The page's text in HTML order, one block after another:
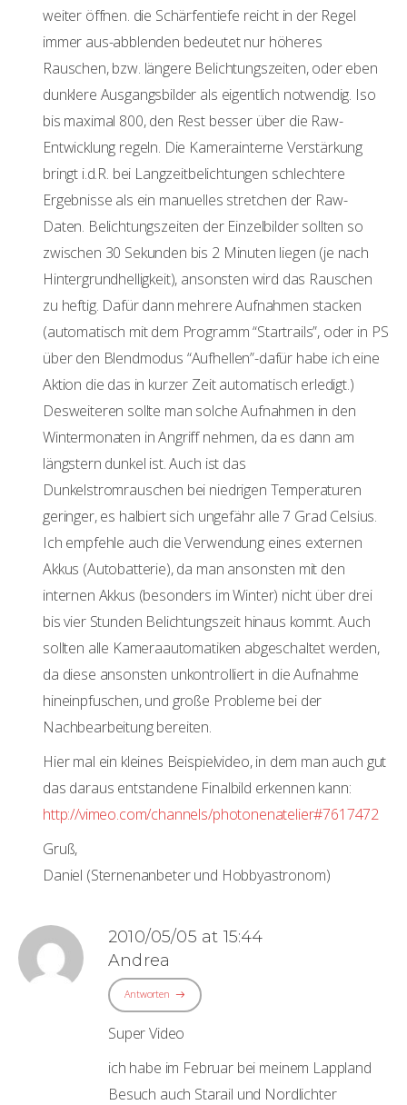
weiter öffnen. die Schärfentiefe reicht in der Regel
immer aus-abblenden bedeutet nur höheres
Rauschen, bzw. längere Belichtungszeiten, oder eben
dunklere Ausgangsbilder als eigentlich notwendig. Iso
bis maximal 800, den Rest besser über die Raw-
Entwicklung regeln. Die Kamerainterne Verstärkung
bringt i.d.R. bei Langzeitbelichtungen schlechtere
Ergebnisse als ein manuelles stretchen der Raw-
Daten. Belichtungszeiten der Einzelbilder sollten so
zwischen 30 Sekunden bis 2 Minuten liegen (je nach
Hintergrundhelligkeit), ansonsten wird das Rauschen
zu heftig. Dafür dann mehrere Aufnahmen stacken
(automatisch mit dem Programm “Startrails”, oder in PS
über den Blendmodus “Aufhellen”-dafür habe ich eine
Aktion die das in kurzer Zeit automatisch erledigt.)
Desweiteren sollte man solche Aufnahmen in den
Wintermonaten in Angriff nehmen, da es dann am
längstern dunkel ist. Auch ist das
Dunkelstromrauschen bei niedrigen Temperaturen
geringer, es halbiert sich ungefähr alle 7 Grad Celsius.
Ich empfehle auch die Verwendung eines externen
Akkus (Autobatterie), da man ansonsten mit den
internen Akkus (besonders im Winter) nicht über drei
bis vier Stunden Belichtungszeit hinaus kommt. Auch
sollten alle Kameraautomatiken abgeschaltet werden,
da diese ansonsten unkontrolliert in die Aufnahme
hineinpfuschen, und große Probleme bei der
Nachbearbeitung bereiten.
Hier mal ein kleines Beispielvideo, in dem man auch gut
das daraus entstandene Finalbild erkennen kann:
http://vimeo.com/channels/photonenatelier#7617472
Gruß,
Daniel (Sternenanbeter und Hobbyastronom)
2010/05/05 at 15:44
Andrea
Antworten
Super Video
ich habe im Februar bei meinem Lappland
Besuch auch Starail und Nordlichter